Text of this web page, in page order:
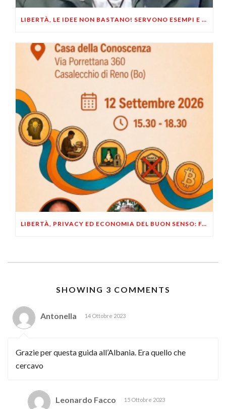
LIBERTÀ, LE IDEE NON BASTANO! SERVONO ESEMPI E UN PO’ DI COERENZA
LIBERTÀ, PRIVACY ED ECONOMIA DEL BUON SENSO: FACCO E MUSUMECI A CASALECCHIO DI RENO (BO)
SHOWING 3 COMMENTS
Antonella 14 Ottobre 2023
Grazie per questa guida all’Albania. Era quello che
cercavo
Leonardo Facco 15 Ottobre 2023